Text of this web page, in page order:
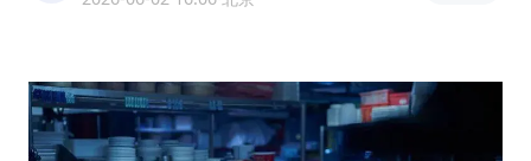
秋天的第一杯奶茶到底有多火